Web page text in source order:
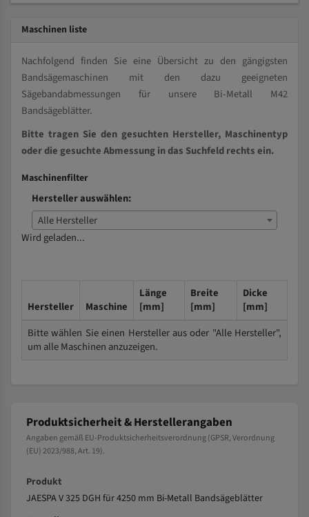
Maschinen liste
Nachfolgend finden Sie eine Übersicht zu den gängigsten
Bandsägemaschinen mit den dazu geeigneten
Sägebandabmessungen für unsere Bi-Metall M42
Bandsägeblätter.
Bitte tragen Sie den gesuchten Hersteller, Maschinentyp
oder die gesuchte Abmessung in das Suchfeld rechts ein.
Maschinenfilter
Hersteller auswählen:
Alle Hersteller
Wird geladen...
Hersteller Maschine
Länge
[mm]
Breite
[mm]
Dicke
[mm]
Bitte wählen Sie einen Hersteller aus oder "Alle Hersteller",
um alle Maschinen anzuzeigen.
Produktsicherheit & Herstellerangaben
Angaben gemäß EU-Produktsicherheitsverordnung (GPSR, Verordnung
(EU) 2023/988, Art. 19).
Produkt
JAESPA V 325 DGH für 4250 mm Bi-Metall Bandsägeblätter